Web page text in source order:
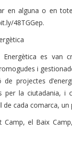
en alguna o en
48TGGep.
Energètica es van
i
de projectes
la ciutadania, i
de cada comarca,
Camp, el Baix